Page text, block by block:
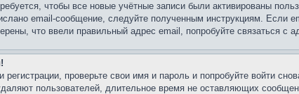
чтобы все новые учётные записи были активированы
email-сообщение, следуйте полученным инструкциям. Если
что ввели правильный адрес email, попробуйте связаться с
проверьте свои имя и пароль и попробуйте войти
пользователей, длительное время не оставляющих